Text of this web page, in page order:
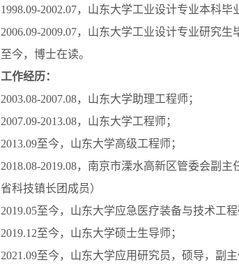
1998.09-2002.07，山东大学工业设计专业本科毕
2006.09-2009.07，山东大学工业设计专业研究生
至今，博士在读。
工作经历：
2003.08-2007.08，山东大学助理工程师；
2007.09-2013.08，山东大学工程师；
2013.09至今，山东大学高级工程师；
2018.08-2019.08，南京市溧水高新区管委会副
省科技镇长团成员）
2019.05至今，山东大学应急医疗装备与技术工
2019.12至今，山东大学硕士生导师；
2021.09至今，山东大学应用研究员，硕导，副主